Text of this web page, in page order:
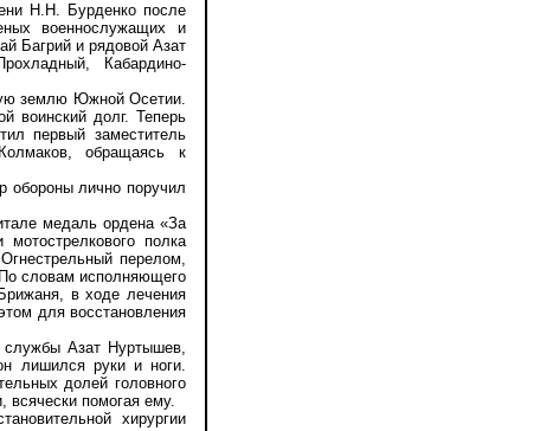
Н.Н. Бурденко после
военнослужащих и
Багрий и рядовой Азат
Кабардино-
землю Южной Осетии.
воинский долг. Теперь
первый заместитель
обращаясь к
лично поручил
медаль ордена «За
полка
перелом,
словам исполняющего
в ходе лечения
для восстановления
службы Азат Нуртышев,
лишился руки и ноги.
долей головного
всячески помогая ему.
хирургии